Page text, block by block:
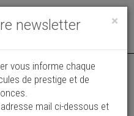
Toggle
×
newsletter
vous informe chaque
de prestige et de
mail ci-dessous et